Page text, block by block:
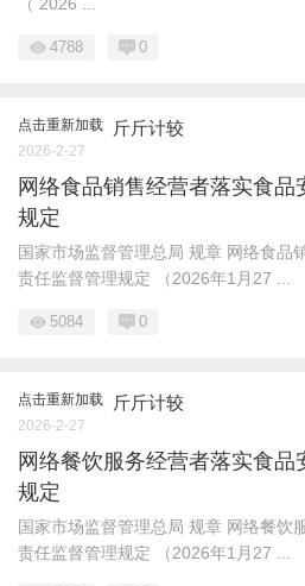
4788 0
点击重新加载 斤斤计较
2026-2-27
网络食品销售经营者落实食
规定
国家市场监督管理总局 规章 网络食品
责任监督管理规定 （2026年1月27 ...
5084 0
点击重新加载 斤斤计较
2026-2-27
网络餐饮服务经营者落实食
规定
国家市场监督管理总局 规章 网络餐饮
责任监督管理规定 （2026年1月27 ...